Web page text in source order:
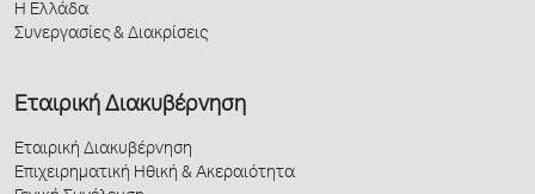
Η Ελλάδα
Συνεργασίες & Διακρίσεις
Εταιρική Διακυβέρνηση
Εταιρική Διακυβέρνηση
Επιχειρηματική Ηθική & Ακεραιότητα